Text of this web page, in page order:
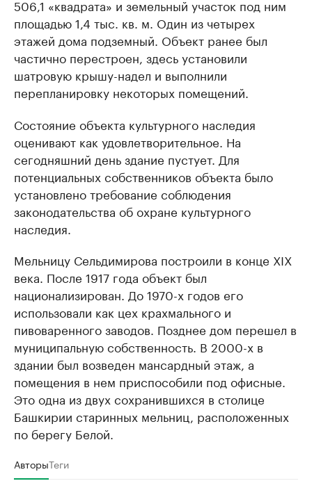
506,1 «квадрата» и земельный участок под ним
площадью 1,4 тыс. кв. м. Один из четырех
этажей дома подземный. Объект ранее был
частично перестроен, здесь установили
шатровую крышу-надел и выполнили
перепланировку некоторых помещений.
Состояние объекта культурного наследия
оценивают как удовлетворительное. На
сегодняшний день здание пустует. Для
потенциальных собственников объекта было
установлено требование соблюдения
законодательства об охране культурного
наследия.
Мельницу Сельдимирова построили в конце XIX
века. После 1917 года объект был
национализирован. До 1970-х годов его
использовали как цех крахмального и
пивоваренного заводов. Позднее дом перешел в
муниципальную собственность. В 2000-х в
здании был возведен мансардный этаж, а
помещения в нем приспособили под офисные.
Это одна из двух сохранившихся в столице
Башкирии старинных мельниц, расположенных
по берегу Белой.
АвторыТеги